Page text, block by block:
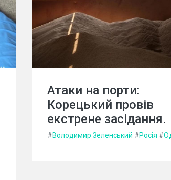
Атаки на порти:
Корецький провів
екстрене засідання.
#Володимир Зеленський #Росія #